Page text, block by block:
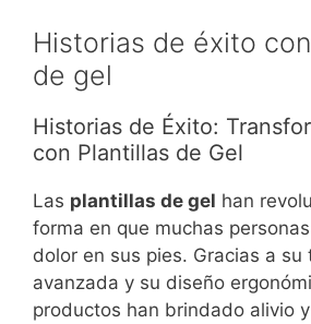
Historias de éxito
de gel
Historias de Éxito:
con Plantillas de Gel
Las plantillas de gel han
forma en que muchas
dolor en sus pies. Gracias a su
avanzada y su diseño
productos han brindado alivio